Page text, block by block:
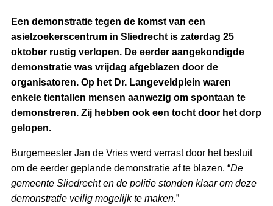
Een demonstratie tegen de komst van een
asielzoekerscentrum in Sliedrecht is zaterdag 25
oktober rustig verlopen. De eerder aangekondigde
demonstratie was vrijdag afgeblazen door de
organisatoren. Op het Dr. Langeveldplein waren
enkele tientallen mensen aanwezig om spontaan te
demonstreren. Zij hebben ook een tocht door het dorp
gelopen.
Burgemeester Jan de Vries werd verrast door het besluit
om de eerder geplande demonstratie af te blazen. “De
gemeente Sliedrecht en de politie stonden klaar om deze
demonstratie veilig mogelijk te maken.”